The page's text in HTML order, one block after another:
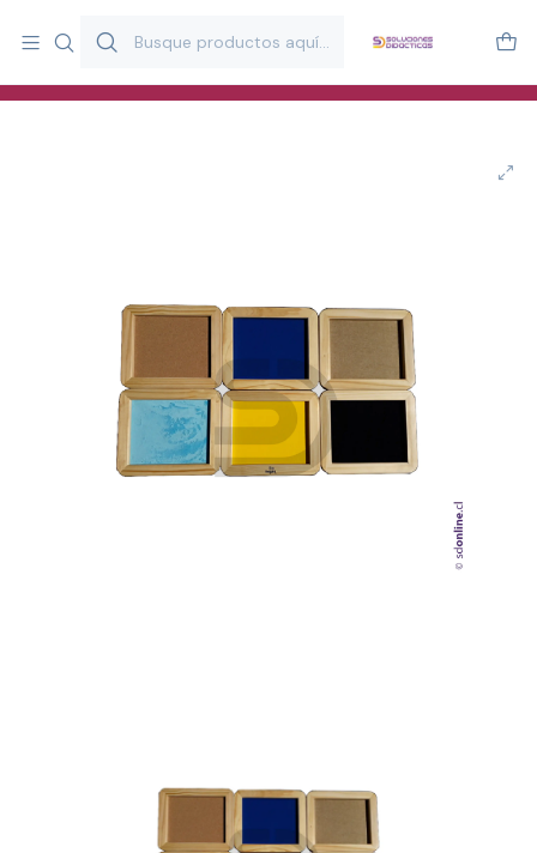
y estimulación infantil en Chile.
Especialistas en recursos educativos para aulas, terapeutas y